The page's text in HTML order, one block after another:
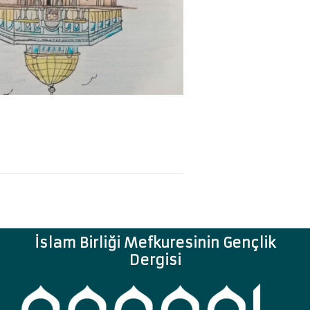
İslam Birliği Mefkuresinin Gençlik
Dergisi